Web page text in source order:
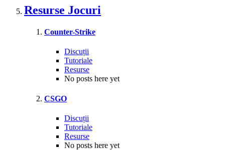
Resurse Jocuri
Counter-Strike
Discuții
Tutoriale
Resurse
No posts here yet
CSGO
Discuții
Tutoriale
Resurse
No posts here yet